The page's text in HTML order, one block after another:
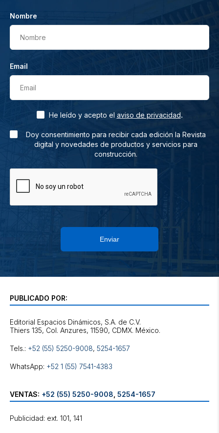
Nombre
Nombre
Email
Email
He leído y acepto el aviso de privacidad.
Doy consentimiento para recibir cada edición la Revista
digital y novedades de productos y servicios para
construcción.
Enviar
PUBLICADO POR:
Editorial Espacios Dinámicos, S.A. de C.V.
Tels.: +52 (55) 5250-9008, 5254-1657
WhatsApp: +52 1 (55) 7541-4383
VENTAS: +52 (55) 5250-9008 5254-1657
Publicidad: ext. 101, 141